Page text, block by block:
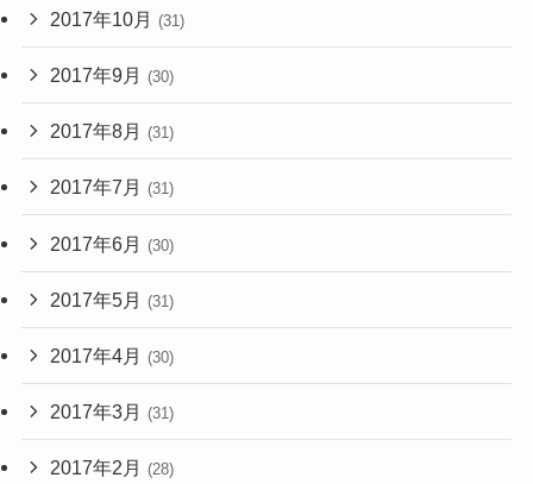
2017年10月 (31)
2017年9月 (30)
2017年8月 (31)
2017年7月 (31)
2017年6月 (30)
2017年5月 (31)
2017年4月 (30)
2017年3月 (31)
2017年2月 (28)